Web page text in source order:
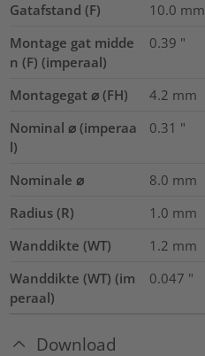
Gatafstand (F) 10.0 mm
Montage gat midde
n (F) (imperaal)
0.39 "
Montagegat ⌀ (FH)
4.2 mm
Nominal ⌀ (imperaa
l)
0.31 "
Nominale ⌀ 8.0 mm
Radius (R)
1.0 mm
Wanddikte (WT)
1.2 mm
Wanddikte (WT) (im
peraal)
0.047 "
Download